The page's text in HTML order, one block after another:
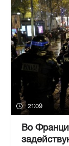
21:09
Во